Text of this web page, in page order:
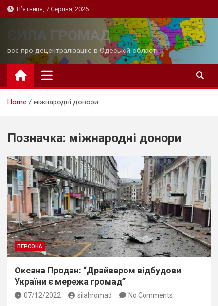
Skip
to
П’ятниця, 7 Серпня, 2026
СИЛА ГРОМАД
все про децентралізацію в Одеській області
Home міжнародні донори
Позначка: міжнародні донори
ПЕРСОНА
Оксана Продан: “Драйвером відбудови
України є мережа громад”
07/12/2022 silahromad No Comments